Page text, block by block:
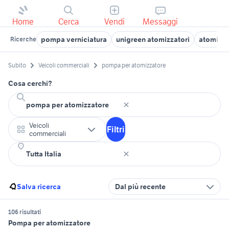
Home Cerca Vendi Messaggi
Ricerche pompa verniciatura unigreen atomizzatori
Subito Veicoli commerciali pompa per atomizzatore
Cosa cerchi?
Veicoli
commerciali
Filtri
Salva ricerca Dal più recente
106 risultati
Pompa per atomizzatore